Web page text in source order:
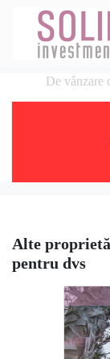
De vânzare
Alte
pentru dvs
1648-